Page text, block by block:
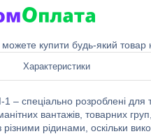
купити будь-який
Характеристики
спеціально розроблені для
вантажів, товарних
рідинами, оскільки